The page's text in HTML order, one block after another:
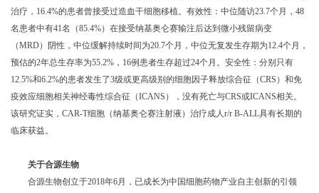
治疗， 16.4%的患者曾接受过造血干细胞移植。有效性：中位随访23.7个月， 48
名患者中有41名（85.4%）在接受纳基奥仑赛输注后达到微小残留病变
（MRD）阴性，中位缓解持续时间为20.7个月，中位无复发生存期为12.4个月，
预估的2年总生存率为55.2% ， 16例患者生存超过24个月。安全性：分别只有
12.5%和6.2%的患者发生了3级或更高级别的细胞因子释放综合征（CRS ）和免
疫效应细胞相关神经毒性综合征（ICANS ），没有死亡与CRS或ICANS相关。
该研究证实， CAR-T细胞（纳基奥仑赛注射液）治疗成人r/r B-ALL具有长期的
临床获益。
关于合源生物
合源生物创立于2018年6月，已成长为中国细胞药物产业自主创新的引领